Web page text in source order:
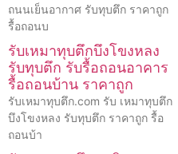
ถนนเย็นอากาศ รับทุบตึก ราคาถูก
รื้อถอนบ
รับเหมาทุบตึกบึงโขงหลง
รับทุบตึก รับรื้อถอนอาคาร
รื้อถอนบ้าน ราคาถูก
รับเหมาทุบตึก.com รับ เหมาทุบตึก
บึงโขงหลง รับทุบตึก ราคาถูก รื้อ
ถอนบ้า